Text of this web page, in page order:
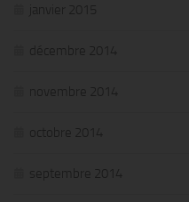
janvier 2015
décembre 2014
novembre 2014
octobre 2014
septembre 2014